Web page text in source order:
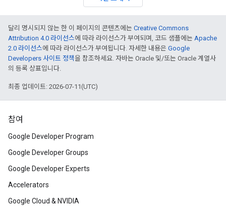
달리 명시되지 않는 한 이 페이지의 콘텐츠에는 Creative Commons
Attribution 4.0 라이선스에 따라 라이선스가 부여되며, 코드 샘플에는 Apache
2.0 라이선스에 따라 라이선스가 부여됩니다. 자세한 내용은 Google
Developers 사이트 정책을 참조하세요. 자바는 Oracle 및/또는 Oracle 계열사
의 등록 상표입니다.
최종 업데이트: 2026-07-11(UTC)
참여
Google Developer Program
Google Developer Groups
Google Developer Experts
Accelerators
Google Cloud & NVIDIA